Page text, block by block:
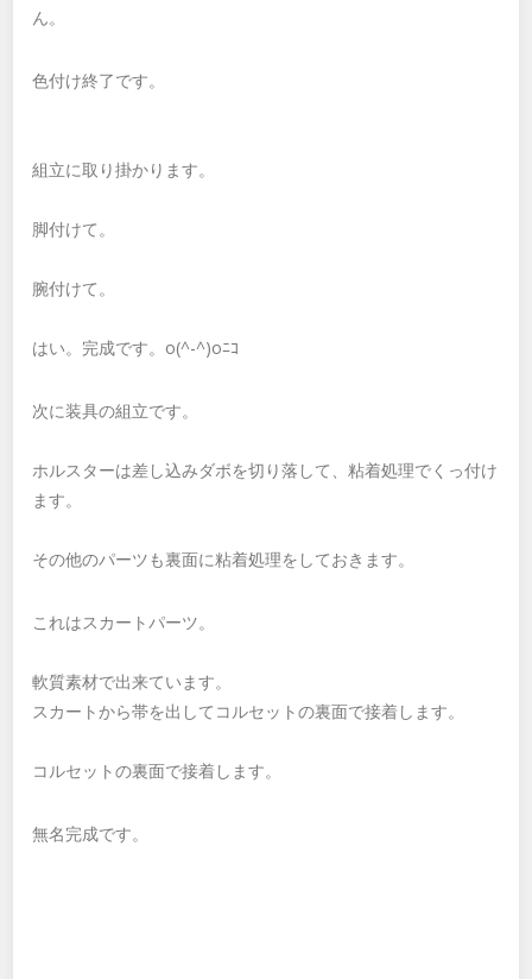
ん。
色付け終了です。
組立に取り掛かります。
脚付けて。
腕付けて。
はい。完成です。o(^-^)oﾆｺ
次に装具の組立です。
ホルスターは差し込みダボを切り落して、粘着処理でくっ付け
ます。
その他のパーツも裏面に粘着処理をしておきます。
これはスカートパーツ。
軟質素材で出来ています。
スカートから帯を出してコルセットの裏面で接着します。
コルセットの裏面で接着します。
無名完成です。